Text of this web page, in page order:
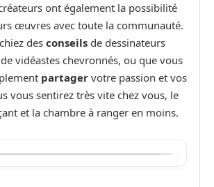
ont également la possibilité
œuvres avec toute la communauté.
des conseils de dessinateurs
vidéastes chevronnés, ou que vous
partager votre passion et vos
vous sentirez très vite chez vous, le
et la chambre à ranger en moins.